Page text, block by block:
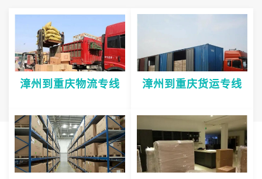
漳州到重庆物流专线 漳州到重庆货运专线